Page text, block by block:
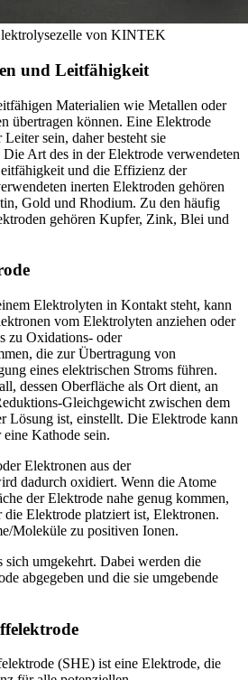
von KINTEK
und Leitfähigkeit
Materialien wie Metallen oder
übertragen können. Eine Elektrode
sein, daher besteht sie
Art des in der Elektrode verwendeten
und die Effizienz der
inerten Elektroden gehören
Gold und Rhodium. Zu den häufig
gehören Kupfer, Zink, Blei und
Elektrolyten in Kontakt steht, kann
vom Elektrolyten anziehen oder
zu Oxidations- oder
die zur Übertragung von
eines elektrischen Stroms führen.
dessen Oberfläche als Ort dient, an
Gleichgewicht zwischen dem
Lösung ist, einstellt. Die Elektrode kann
Kathode sein.
Elektronen aus der
dadurch oxidiert. Wenn die Atome
der Elektrode nahe genug kommen,
die Elektrode platziert ist, Elektronen.
Moleküle zu positiven Ionen.
sich umgekehrt. Dabei werden die
abgegeben und die sie umgebende
(SHE) ist eine Elektrode, die